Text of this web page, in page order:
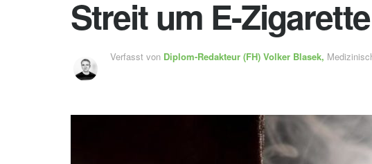
Streit um E-
Verfasst von Diplom-Redakteur (FH) Volker Blasek,